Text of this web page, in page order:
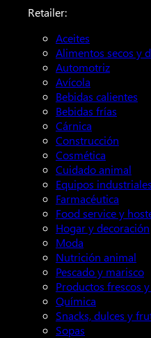
Retailer:
Aceites
Alimentos secos y
Automotriz
Avícola
Bebidas calientes
Bebidas frías
Cárnica
Construcción
Cosmética
Cuidado animal
Equipos industriales
Farmacéutica
Food service y
Hogar y decoración
Moda
Nutrición animal
Pescado y marisco
Productos frescos
Química
Snacks, dulces y
Sopas